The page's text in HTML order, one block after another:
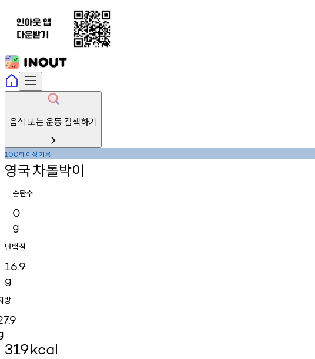
음식 또는 운동 검색하기
100회 이상기록
영국차돌박이
순탄수
0
g
단백질
16.9
g
방
319kcal